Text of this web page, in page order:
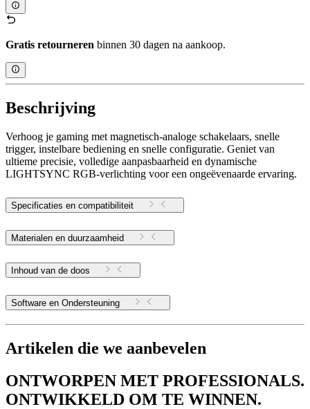
Gratis retourneren binnen 30 dagen na aankoop.
Beschrijving
Verhoog je gaming met magnetisch-analoge schakelaars, snelle
trigger, instelbare bediening en snelle configuratie. Geniet van
ultieme precisie, volledige aanpasbaarheid en dynamische
LIGHTSYNC RGB-verlichting voor een ongeëvenaarde ervaring.
Specificaties en compatibiliteit
Materialen en duurzaamheid
Inhoud van de doos
Software en Ondersteuning
Artikelen die we aanbevelen
ONTWORPEN MET PROFESSIONALS.
ONTWIKKELD OM TE WINNEN.